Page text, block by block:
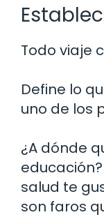
Todo viaje
Define lo
uno de los
¿A dónde
salud te
son faros